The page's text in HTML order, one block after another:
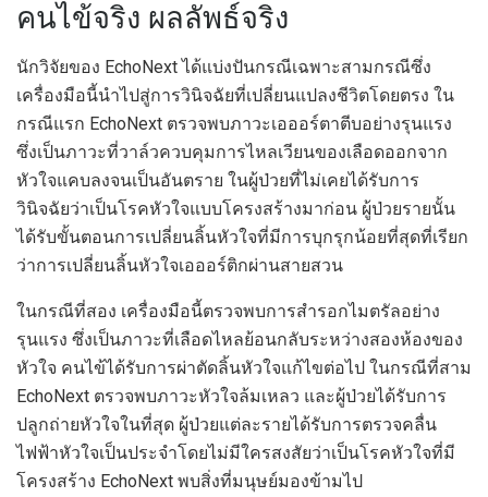
คนไข้จริง ผลลัพธ์จริง
นักวิจัยของ EchoNext ได้แบ่งปันกรณีเฉพาะสามกรณีซึ่ง
เครื่องมือนี้นำไปสู่การวินิจฉัยที่เปลี่ยนแปลงชีวิตโดยตรง ใน
กรณีแรก EchoNext ตรวจพบภาวะเอออร์ตาตีบอย่างรุนแรง
ซึ่งเป็นภาวะที่วาล์วควบคุมการไหลเวียนของเลือดออกจาก
หัวใจแคบลงจนเป็นอันตราย ในผู้ป่วยที่ไม่เคยได้รับการ
วินิจฉัยว่าเป็นโรคหัวใจแบบโครงสร้างมาก่อน ผู้ป่วยรายนั้น
ได้รับขั้นตอนการเปลี่ยนลิ้นหัวใจที่มีการบุกรุกน้อยที่สุดที่เรียก
ว่าการเปลี่ยนลิ้นหัวใจเอออร์ติกผ่านสายสวน
ในกรณีที่สอง เครื่องมือนี้ตรวจพบการสำรอกไมตรัลอย่าง
รุนแรง ซึ่งเป็นภาวะที่เลือดไหลย้อนกลับระหว่างสองห้องของ
หัวใจ คนไข้ได้รับการผ่าตัดลิ้นหัวใจแก้ไขต่อไป ในกรณีที่สาม
EchoNext ตรวจพบภาวะหัวใจล้มเหลว และผู้ป่วยได้รับการ
ปลูกถ่ายหัวใจในที่สุด ผู้ป่วยแต่ละรายได้รับการตรวจคลื่น
ไฟฟ้าหัวใจเป็นประจำโดยไม่มีใครสงสัยว่าเป็นโรคหัวใจที่มี
โครงสร้าง EchoNext พบสิ่งที่มนุษย์มองข้ามไป